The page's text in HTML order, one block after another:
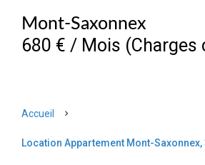
Mont-Saxonnex
680 € / Mois (Charges
Accueil
Location Appartement Mont-Saxonnex,